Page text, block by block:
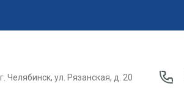
г. Челябинск, ул. Рязанская, д. 20